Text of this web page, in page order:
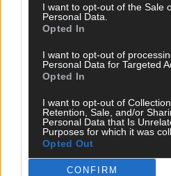
I want to opt-out of the Sale
Personal Data.
Opted In
I want to opt-out of
Personal Data for Targeted
Opted In
I want to opt-out of
Retention, Sale, and/or
Personal Data that Is
Purposes for which it was
Opted Out
CONFIRM
DIREKT ZUM THEMA
Politik & Co
Tipps & Tricks
Brainpower
Specials
Meinung
Streams & Storys